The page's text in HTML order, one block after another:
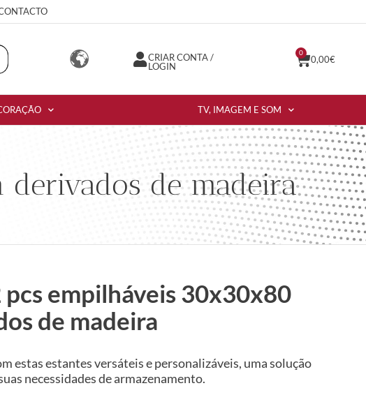
CRIAR CONTA /
LOGIN
0,00€
0
TV, IMAGEM E SOM
derivados de madeira
pcs empilháveis 30x30x80
de madeira
estas estantes versáteis e personalizáveis, uma solução
necessidades de armazenamento.